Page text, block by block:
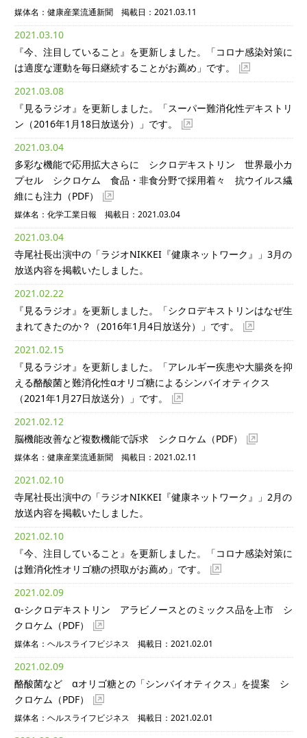
媒体名：健康産業流通新聞 掲載日：2021.03.11
2021.03.10
『今、注目していること』を更新しました。「コロナ感染対策に
は適度な運動を毎日継続することがお薦め」です。
2021.03.08
『見るラジオ』を更新しました。「スーパー難消化性デキストリ
ン（2016年1月18日放送分）」です。
2021.03.04
多彩な機能で応用拡大さらに シクロデキストリン 世界最小カ
プセル シクロケム 食品・非食分野で採用着々 抗ウイルス繊
維にも注力 （PDF）
媒体名：化学工業日報 掲載日：2021.03.04
2021.03.04
寺尾社長出演中の「ラジオNIKKEI『健康ネットワーク』」3月の
放送内容を掲載いたしました。
2021.02.22
『見るラジオ』を更新しました。「シクロデキストリンはなぜ生
まれてきたのか？（2016年1月4日放送分）」です。
2021.02.15
『見るラジオ』を更新しました。「アレルギー疾患や大腸炎を抑
える酪酸菌と難消化性αオリゴ糖によるシンバイオティクス
（2021年1月27日放送分）」です。
2021.02.12
脳機能改善など複数機能で訴求 シクロケム （PDF）
媒体名：健康産業流通新聞 掲載日：2021.02.11
2021.02.10
寺尾社長出演中の「ラジオNIKKEI『健康ネットワーク』」2月の
放送内容を掲載いたしました。
2021.02.10
『今、注目していること』を更新しました。「コロナ感染対策に
は難消化性オリゴ糖の摂取がお薦め」です。
2021.02.09
α-シクロデキストリン アラビノースとのミックス品を上市 シ
クロケム （PDF）
媒体名：ヘルスライフビジネス 掲載日：2021.02.01
2021.02.09
酪酸菌など αオリゴ糖との「シンバイオティクス」を提案 シ
クロケム （PDF）
媒体名：ヘルスライフビジネス 掲載日：2021.02.01